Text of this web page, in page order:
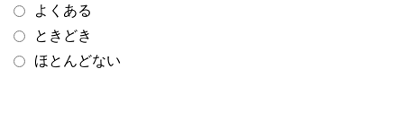
よくある
ときどき
ほとんどない